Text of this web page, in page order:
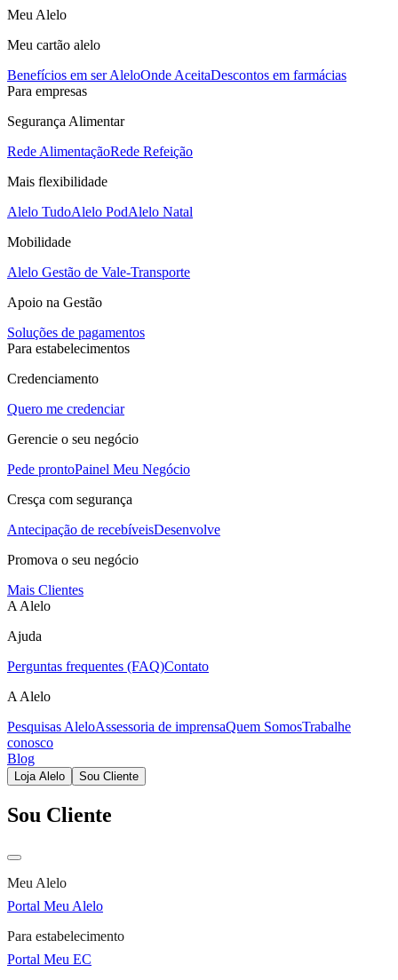
Meu Alelo
Meu cartão alelo
Benefícios em ser AleloOnde AceitaDescontos em farmácias
Para empresas
Segurança Alimentar
Rede AlimentaçãoRede Refeição
Mais flexibilidade
Alelo TudoAlelo PodAlelo Natal
Mobilidade
Alelo Gestão de Vale-Transporte
Apoio na Gestão
Soluções de pagamentos
Para estabelecimentos
Credenciamento
Quero me credenciar
Gerencie o seu negócio
Pede prontoPainel Meu Negócio
Cresça com segurança
Antecipação de recebíveisDesenvolve
Promova o seu negócio
Mais Clientes
A Alelo
Ajuda
Perguntas frequentes (FAQ)Contato
A Alelo
Pesquisas AleloAssessoria de imprensaQuem SomosTrabalhe
conosco
Blog
Loja Alelo Sou Cliente
Sou Cliente
Meu Alelo
Portal Meu Alelo
Para estabelecimento
Portal Meu EC